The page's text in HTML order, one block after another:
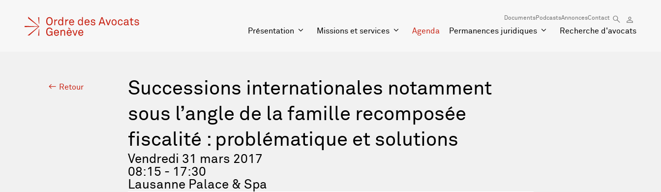
DocumentsPodcastsAnnoncesContact
Présentation Missions et services Agenda Permanences juridiques Recherche d'avocats
Retour
Successions internationales notamment
sous l’angle de la famille recomposée
fiscalité : problématique et solutions
Vendredi 31 mars 2017
08:15 - 17:30
Lausanne Palace & Spa